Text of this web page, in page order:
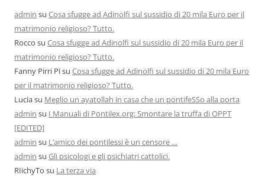
admin su Cosa sfugge ad Adinolfi sul sussidio di 20 mila Euro per il
matrimonio religioso? Tutto.
Rocco su Cosa sfugge ad Adinolfi sul sussidio di 20 mila Euro per il
matrimonio religioso? Tutto.
Fanny Pirri Pisu Cosa sfugge ad Adinolfi sul sussidio di 20 mila Euro
per il matrimonio religioso? Tutto.
Luciasu Meglio un ayatollah in casa che un pontifeSSo alla porta
admin su I Manuali di Pontilex.org: Smontare la truffa di OPPT
[EDITED]
admin su L’amico dei pontilessi è un censore …
admin su Gli psicologi e gli psichiatri cattolici.
RIichyTo su La terza via